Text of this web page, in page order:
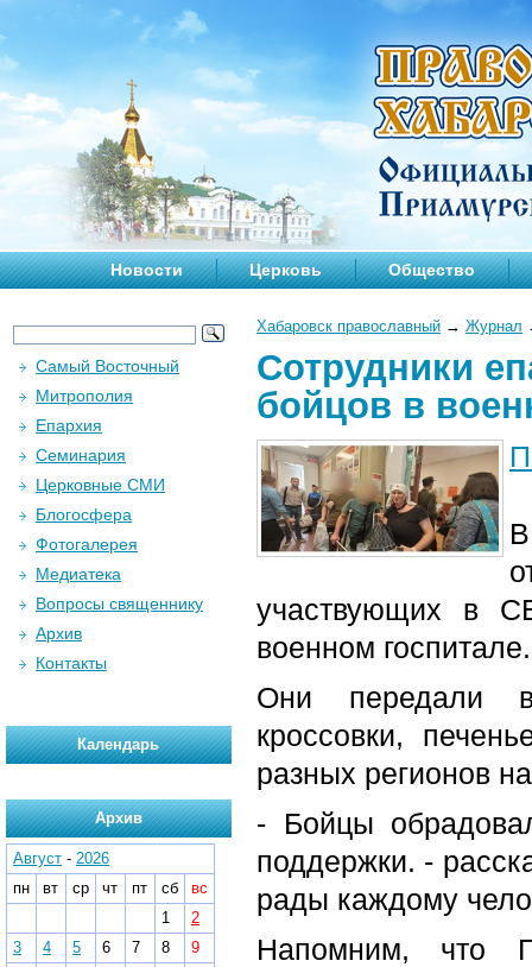
Новости Церковь Общество
Хабаровск православный → Журнал
Сотрудники
бойцов в
участвующих в
военном госпитале.
Они передали
кроссовки,
разных регионов
- Бойцы
поддержки. -
рады каждому
Напомним, что
Самый Восточный
Митрополия
Епархия
Семинария
Церковные СМИ
Блогосфера
Фотогалерея
Медиатека
Вопросы священнику
Архив
Контакты
Календарь
Архив
Август - 2026
пн
вт ср чт пт сб
вс
1
2
3
4 5 6 7 8
9